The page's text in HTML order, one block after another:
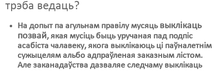
трэба ведаць?
На допыт па агульнам правілу мусяць выклікаць
позвай, якая мусіць быць уручаная пад подпіс
асабіста чалавеку, якога выклікаюць ці паўналетнім
сужыцелям альбо адпраўленая заказным лістом.
Але заканадаўства дазваляе следчаму выклікаць